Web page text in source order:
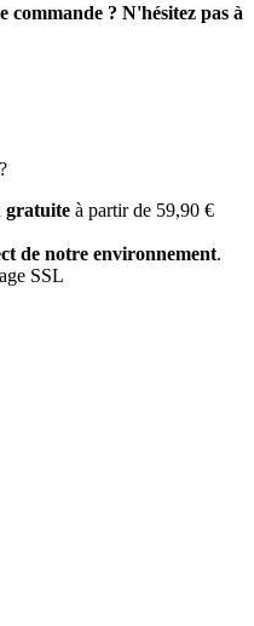
commande ? N'hésitez pas à
gratuite à partir de 59,90 €
de notre environnement.
SSL